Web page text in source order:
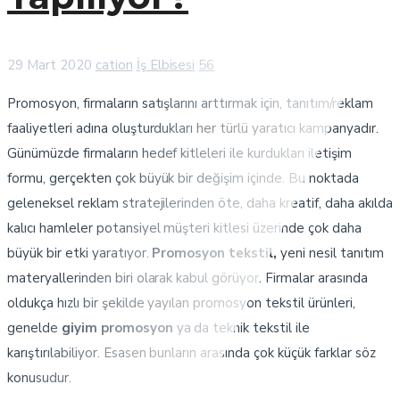
29 Mart 2020 cation İş Elbisesi 56
Promosyon, firmaların satışlarını arttırmak için, tanıtım/reklam
faaliyetleri adına oluşturdukları her türlü yaratıcı kampanyadır.
Günümüzde firmaların hedef kitleleri ile kurdukları iletişim
formu, gerçekten çok büyük bir değişim içinde. Bu noktada
geleneksel reklam stratejilerinden öte, daha kreatif, daha akılda
kalıcı hamleler potansiyel müşteri kitlesi üzerinde çok daha
büyük bir etki yaratıyor. Promosyon tekstil, yeni nesil tanıtım
materyallerinden biri olarak kabul görüyor. Firmalar arasında
oldukça hızlı bir şekilde yayılan promosyon tekstil ürünleri,
genelde giyim promosyon ya da teknik tekstil ile
karıştırılabiliyor. Esasen bunların arasında çok küçük farklar söz
konusudur.